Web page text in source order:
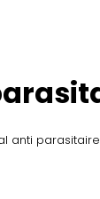
anti